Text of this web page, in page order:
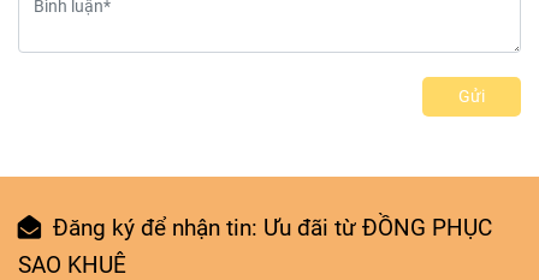
Gửi
Đăng ký để nhận tin: Ưu đãi từ ĐỒNG PHỤC
SAO KHUÊ